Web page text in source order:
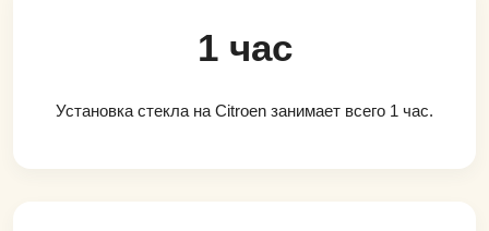
1 час
Установка стекла на Citroen занимает всего 1 час.